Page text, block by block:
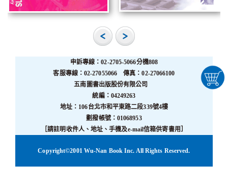
申訴專線：02-2705-5066分機808
客服專線：02-27055066 傳真：02-27066100
五南圖書出版股份有限公司
統編：04249263
地址：106台北市和平東路二段339號4樓
劃撥帳號：01068953
［請註明收件人、地址、手機及e-mail信箱供寄書用］
Copyright©2001 Wu-Nan Book Inc. All Rights Reserved.